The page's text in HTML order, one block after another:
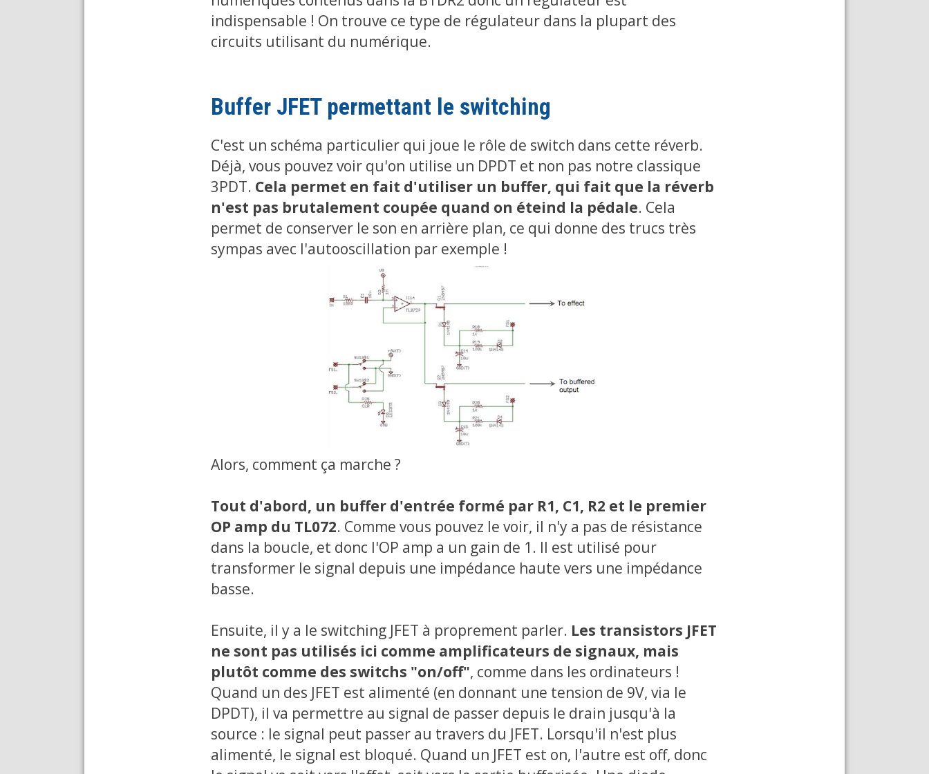
indispensable ! On trouve ce type de régulateur dans la plupart des
circuits utilisant du numérique.
Buffer JFET permettant le switching
C'est un schéma particulier qui joue le rôle de switch dans cette réverb.
Déjà, vous pouvez voir qu'on utilise un DPDT et non pas notre classique
3PDT. Cela permet en fait d'utiliser un buffer, qui fait que la réverb
n'est pas brutalement coupée quand on éteind la pédale. Cela
permet de conserver le son en arrière plan, ce qui donne des trucs très
sympas avec l'autooscillation par exemple !
Alors, comment ça marche ?
Tout d'abord, un buffer d'entrée formé par R1, C1, R2 et le premier
OP amp du TL072. Comme vous pouvez le voir, il n'y a pas de résistance
dans la boucle, et donc l'OP amp a un gain de 1. Il est utilisé pour
transformer le signal depuis une impédance haute vers une impédance
basse.
Ensuite, il y a le switching JFET à proprement parler. Les transistors JFET
ne sont pas utilisés ici comme amplificateurs de signaux, mais
plutôt comme des switchs "on/off", comme dans les ordinateurs !
Quand un des JFET est alimenté (en donnant une tension de 9V, via le
DPDT), il va permettre au signal de passer depuis le drain jusqu'à la
source : le signal peut passer au travers du JFET. Lorsqu'il n'est plus
alimenté, le signal est bloqué. Quand un JFET est on, l'autre est off, donc